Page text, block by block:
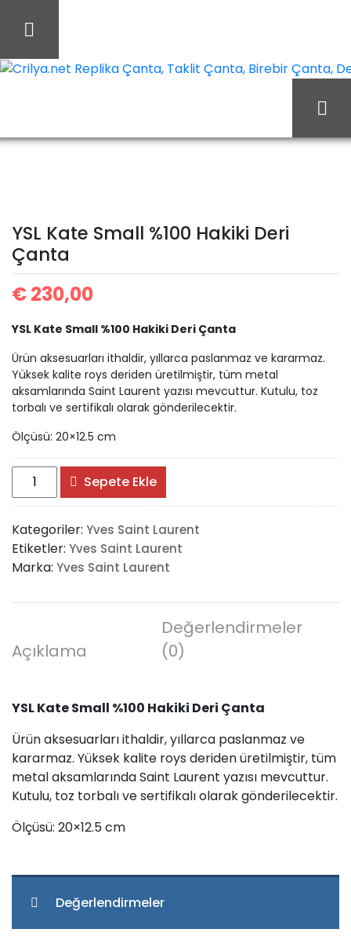
YSL Kate
YSL Kate Small %100 Hakiki Deri
Çanta
€230,00
YSL Kate Small %100 Hakiki Deri Çanta
Ürün aksesuarları ithaldir, yıllarca paslanmaz ve kararmaz.
Yüksek kalite roys deriden üretilmiştir, tüm metal
aksamlarında Saint Laurent yazısı mevcuttur. Kutulu, toz
torbalı ve sertifikalı olarak gönderilecektir.
Ölçüsü: 20×12.5 cm
Kate
Small
%100
Hakiki
Deri
adet
Sepete Ekle
Kategoriler: Yves Saint Laurent
Etiketler: Yves Saint Laurent
Marka: Yves Saint Laurent
Açıklama
Değerlendirmeler
(0)
YSL Kate Small %100 Hakiki Deri Çanta
Ürün aksesuarları ithaldir, yıllarca paslanmaz ve
kararmaz. Yüksek kalite roys deriden üretilmiştir, tüm
metal aksamlarında Saint Laurent yazısı mevcuttur.
Kutulu, toz torbalı ve sertifikalı olarak gönderilecektir.
Ölçüsü: 20×12.5 cm
Değerlendirmeler